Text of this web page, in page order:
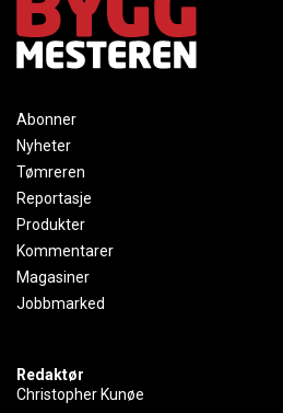
Abonner
Nyheter
Tømreren
Reportasje
Produkter
Kommentarer
Magasiner
Jobbmarked
Redaktør
Christopher Kunøe